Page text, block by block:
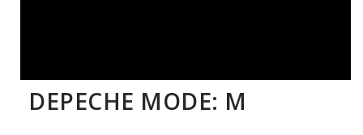
DEPECHE MODE: M